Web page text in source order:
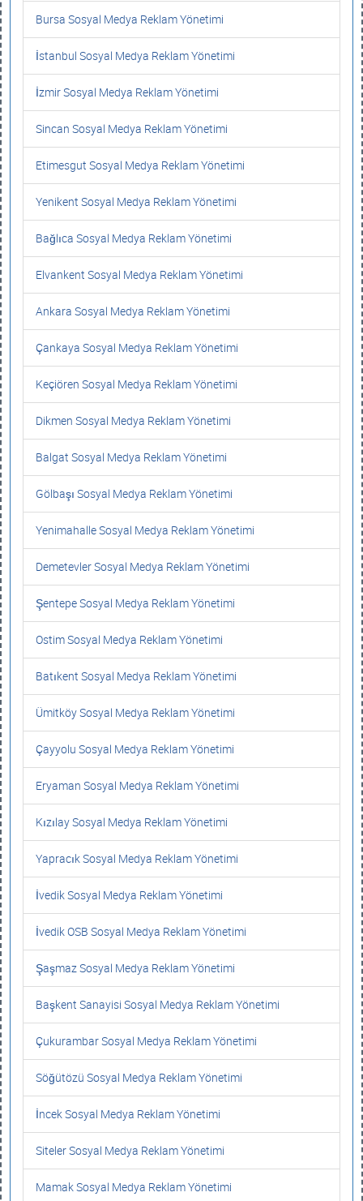
Bursa Sosyal Medya Reklam Yönetimi
İstanbul Sosyal Medya Reklam Yönetimi
İzmir Sosyal Medya Reklam Yönetimi
Sincan Sosyal Medya Reklam Yönetimi
Etimesgut Sosyal Medya Reklam Yönetimi
Yenikent Sosyal Medya Reklam Yönetimi
Bağlıca Sosyal Medya Reklam Yönetimi
Elvankent Sosyal Medya Reklam Yönetimi
Ankara Sosyal Medya Reklam Yönetimi
Çankaya Sosyal Medya Reklam Yönetimi
Keçiören Sosyal Medya Reklam Yönetimi
Dikmen Sosyal Medya Reklam Yönetimi
Balgat Sosyal Medya Reklam Yönetimi
Gölbaşı Sosyal Medya Reklam Yönetimi
Yenimahalle Sosyal Medya Reklam Yönetimi
Demetevler Sosyal Medya Reklam Yönetimi
Şentepe Sosyal Medya Reklam Yönetimi
Ostim Sosyal Medya Reklam Yönetimi
Batıkent Sosyal Medya Reklam Yönetimi
Ümitköy Sosyal Medya Reklam Yönetimi
Çayyolu Sosyal Medya Reklam Yönetimi
Eryaman Sosyal Medya Reklam Yönetimi
Kızılay Sosyal Medya Reklam Yönetimi
Yapracık Sosyal Medya Reklam Yönetimi
İvedik Sosyal Medya Reklam Yönetimi
İvedik OSB Sosyal Medya Reklam Yönetimi
Şaşmaz Sosyal Medya Reklam Yönetimi
Başkent Sanayisi Sosyal Medya Reklam Yönetimi
Çukurambar Sosyal Medya Reklam Yönetimi
Söğütözü Sosyal Medya Reklam Yönetimi
İncek Sosyal Medya Reklam Yönetimi
Siteler Sosyal Medya Reklam Yönetimi
Mamak Sosyal Medya Reklam Yönetimi